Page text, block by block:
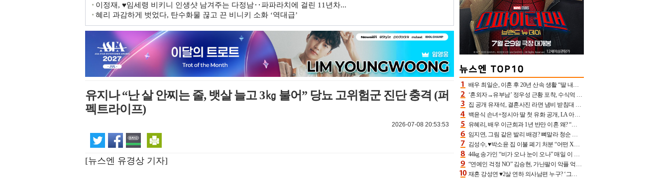
이정재, ♥임세령 비키니 인생샷 남겨주는 다정남‥파파라치에 걸린 11년차...
혜리 과감하게 벗었다, 탄수화물 끊고 끈 비니키 소화 ‘역대급’
유지나 “난 살 안찌는 줄, 뱃살 늘고 3㎏ 불어” 당뇨 고위험군 진단 충격 (퍼
펙트라이프)
2026-07-08 20:53:53
[뉴스엔 유경상 기자]
배우 최일순, 이혼 후 20년 산속 생활 “딸 내가 버렸다고 원망‥맘 아파”(특종)[어제TV]
‘혼외자→유부남’ 정우성 근황 포착, 수식억 해킹 피해 후배 만났다 “존경하는”
집 공개 유재석, 결혼사진 라면 냄비 받침대 되고 분노‥가족사진도 피해(놀뭐)[어제TV]
백윤식 손녀+정시아 딸 첫 유화 공개, LA 아트쇼→서울국제조각페스타 작가다운 수준급 실력
유혜리, 배우 이근희과 1년 반만 이혼 왜? “식칼 꽂고 의자 던져” 충격 폭로(특종)[어제TV]
임지연, 그림 같은 발리 배경? 뼈말라 청순 비키니 핏에 상대 안 되네
김성수, ♥박소윤 집 이불 폐기 처분 “어떤 X이랑 썼을지 몰라” 질투(신랑수업2)[어제TV]
44kg 송가인 “비가 오나 눈이 오나” 매일 이 운동, 허벅지 근육량 상승+체지방 감소
“연예인 걱정 NO” 김승현, 가난팔이 악플 억울할만‥아내+딸과 日 여행
재혼 강성연 ♥2살 연하 의사남편 누구? ‘그알’ 자문의에 훈남 비주얼 초엘리트 스펙 [종합]